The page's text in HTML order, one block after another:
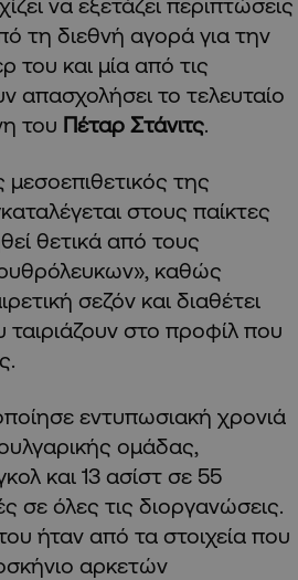
να εξετάζει περιπτώσεις
τη διεθνή αγορά για την
του και μία από τις
απασχολήσει το τελευταίο
του Πέταρ Στάνιτς.
της
στους παίκτες
θετικά από τους
καθώς
σεζόν και διαθέτει
ταιριάζουν στο προφίλ που
εντυπωσιακή χρονιά
ομάδας,
και 13 ασίστ σε 55
σε όλες τις διοργανώσεις.
ήταν από τα στοιχεία που
αρκετών